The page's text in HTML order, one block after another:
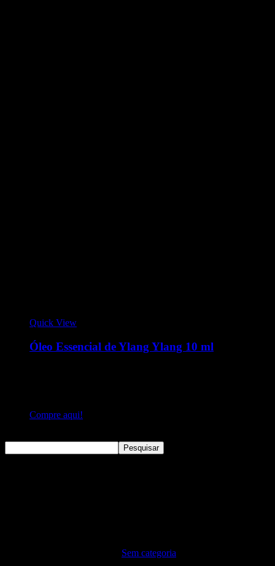
Quick View
Óleo Essencial de Ylang Ylang 10 ml
Compre aqui!
Pesquisar
Sem categoria